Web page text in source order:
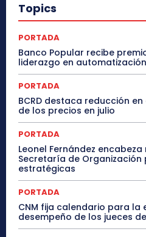
Topics
PORTADA
Banco Popular recibe
liderazgo en
PORTADA
BCRD destaca reducción
de los precios en julio
PORTADA
Leonel Fernández
Secretaría de
estratégicas
PORTADA
CNM fija calendario para la
desempeño de los jueces